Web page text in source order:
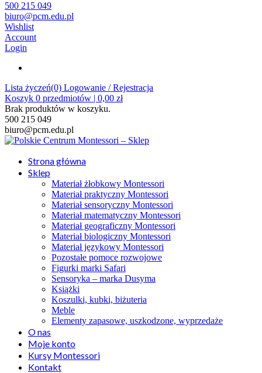
500 215 049
biuro@pcm.edu.pl
Wishlist
Account
Login
Lista życzeń(0) Logowanie / Rejestracja
Koszyk 0 przedmiotów | 0,00 zł
Brak produktów w koszyku.
500 215 049
biuro@pcm.edu.pl
Strona główna
Sklep
Materiał żłobkowy Montessori
Materiał praktyczny Montessori
Materiał sensoryczny Montessori
Materiał matematyczny Montessori
Materiał geograficzny Montessori
Materiał biologiczny Montessori
Materiał językowy Montessori
Pozostałe pomoce rozwojowe
Figurki marki Safari
Sensoryka – marka Dusyma
Książki
Koszulki, kubki, biżuteria
Meble
Elementy zapasowe, uszkodzone, wyprzedaże
O nas
Moje konto
Kursy Montessori
Kontakt